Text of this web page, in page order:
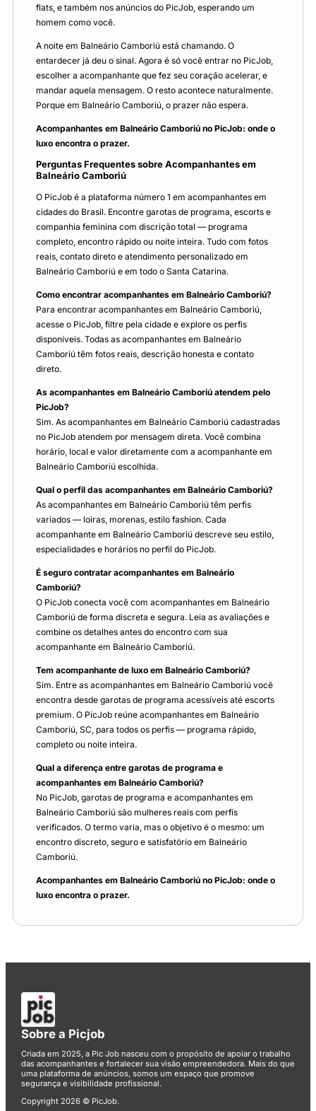
flats, e também nos anúncios do PicJob, esperando um
homem como você.
A noite em Balneário Camboriú está chamando. O
entardecer já deu o sinal. Agora é só você entrar no PicJob,
escolher a acompanhante que fez seu coração acelerar, e
mandar aquela mensagem. O resto acontece naturalmente.
Porque em Balneário Camboriú, o prazer não espera.
Acompanhantes em Balneário Camboriú no PicJob: onde o
luxo encontra o prazer.
Perguntas Frequentes sobre Acompanhantes em
Balneário Camboriú
O PicJob é a plataforma número 1 em acompanhantes em
cidades do Brasil. Encontre garotas de programa, escorts e
companhia feminina com discrição total — programa
completo, encontro rápido ou noite inteira. Tudo com fotos
reais, contato direto e atendimento personalizado em
Balneário Camboriú e em todo o Santa Catarina.
Como encontrar acompanhantes em Balneário Camboriú?
Para encontrar acompanhantes em Balneário Camboriú,
acesse o PicJob, filtre pela cidade e explore os perfis
disponíveis. Todas as acompanhantes em Balneário
Camboriú têm fotos reais, descrição honesta e contato
direto.
As acompanhantes em Balneário Camboriú atendem pelo
PicJob?
Sim. As acompanhantes em Balneário Camboriú cadastradas
no PicJob atendem por mensagem direta. Você combina
horário, local e valor diretamente com a acompanhante em
Balneário Camboriú escolhida.
Qual o perfil das acompanhantes em Balneário Camboriú?
As acompanhantes em Balneário Camboriú têm perfis
variados — loiras, morenas, estilo fashion. Cada
acompanhante em Balneário Camboriú descreve seu estilo,
especialidades e horários no perfil do PicJob.
É seguro contratar acompanhantes em Balneário
Camboriú?
O PicJob conecta você com acompanhantes em Balneário
Camboriú de forma discreta e segura. Leia as avaliações e
combine os detalhes antes do encontro com sua
acompanhante em Balneário Camboriú.
Tem acompanhante de luxo em Balneário Camboriú?
Sim. Entre as acompanhantes em Balneário Camboriú você
encontra desde garotas de programa acessíveis até escorts
premium. O PicJob reúne acompanhantes em Balneário
Camboriú, SC, para todos os perfis — programa rápido,
completo ou noite inteira.
Qual a diferença entre garotas de programa e
acompanhantes em Balneário Camboriú?
No PicJob, garotas de programa e acompanhantes em
Balneário Camboriú são mulheres reais com perfis
verificados. O termo varia, mas o objetivo é o mesmo: um
encontro discreto, seguro e satisfatório em Balneário
Camboriú.
Acompanhantes em Balneário Camboriú no PicJob: onde o
luxo encontra o prazer.
Sobre a Picjob
Criada em 2025, a Pic Job nasceu com o propósito de apoiar o trabalho
das acompanhantes e fortalecer sua visão empreendedora. Mais do que
uma plataforma de anúncios, somos um espaço que promove
segurança e visibilidade profissional.
Copyright 2026 © PicJob.